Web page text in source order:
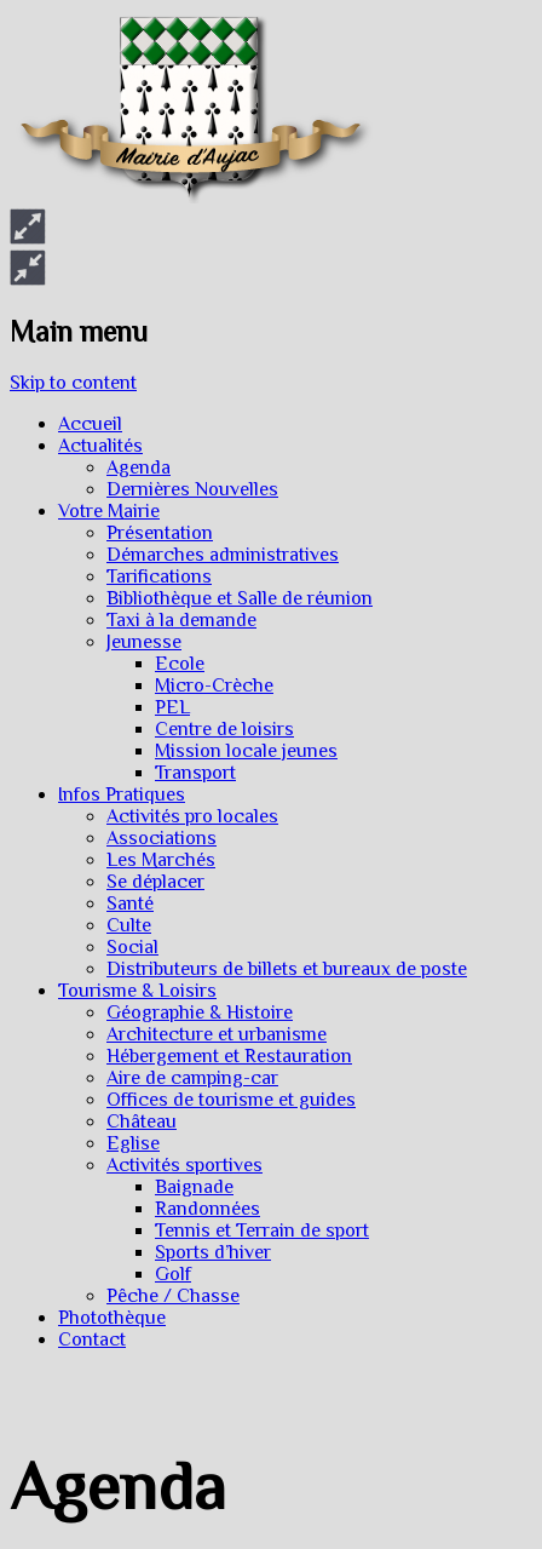
Main menu
Skip to content
Accueil
Actualités
Agenda
Dernières Nouvelles
Votre Mairie
Présentation
Démarches administratives
Tarifications
Bibliothèque et Salle de réunion
Taxi à la demande
Jeunesse
Ecole
Micro-Crèche
PEL
Centre de loisirs
Mission locale jeunes
Transport
Infos Pratiques
Activités pro locales
Associations
Les Marchés
Se déplacer
Santé
Culte
Social
Distributeurs de billets et bureaux de poste
Tourisme & Loisirs
Géographie & Histoire
Architecture et urbanisme
Hébergement et Restauration
Aire de camping-car
Offices de tourisme et guides
Château
Eglise
Activités sportives
Baignade
Randonnées
Tennis et Terrain de sport
Sports d’hiver
Golf
Pêche / Chasse
Photothèque
Contact
Agenda